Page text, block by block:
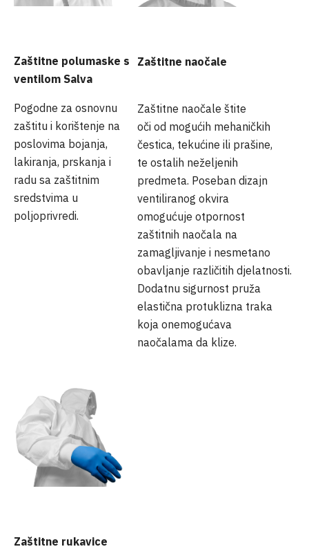
Zaštitne polumaske s
ventilom Salva
Pogodne za osnovnu
zaštitu i korištenje na
poslovima bojanja,
lakiranja, prskanja i
radu sa zaštitnim
sredstvima u
poljoprivredi.
Zaštitne naočale
Zaštitne naočale štite
oči od mogućih mehaničkih
čestica, tekućine ili prašine,
te ostalih neželjenih
predmeta. Poseban dizajn
ventiliranog okvira
omogućuje otpornost
zaštitnih naočala na
zamagljivanje i nesmetano
obavljanje različitih djelatnosti.
Dodatnu sigurnost pruža
elastična protuklizna traka
koja onemogućava
naočalama da klize.
Zaštitne rukavice